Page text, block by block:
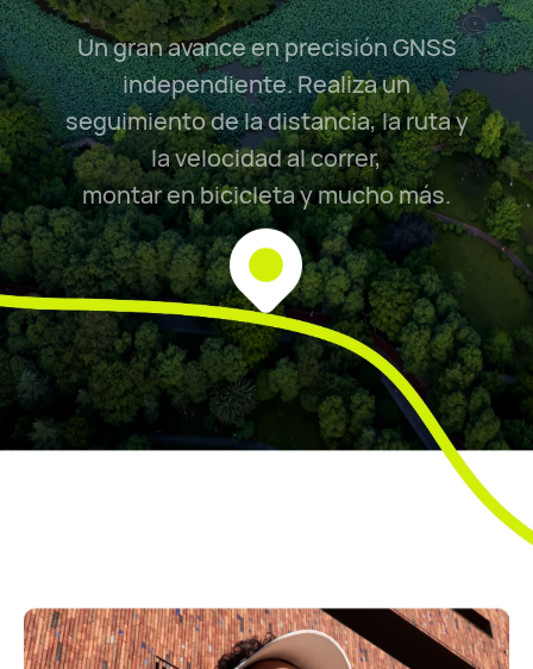
Un gran avance en precisión GNSS
independiente. Realiza un
seguimiento de la distancia, la ruta y
la velocidad al correr,
montar en bicicleta y mucho más.